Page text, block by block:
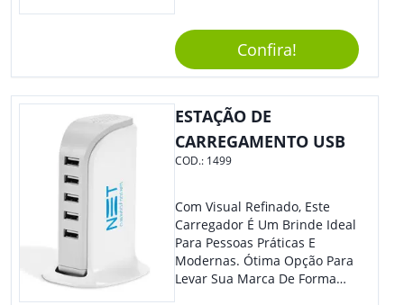
Estojo Emborrachado. Demais,
Não É?!
Confira!
ESTAÇÃO DE
CARREGAMENTO USB
COD.: 1499
Com Visual Refinado, Este
Carregador É Um Brinde Ideal
Para Pessoas Práticas E
Modernas. Ótima Opção Para
Levar Sua Marca De Forma